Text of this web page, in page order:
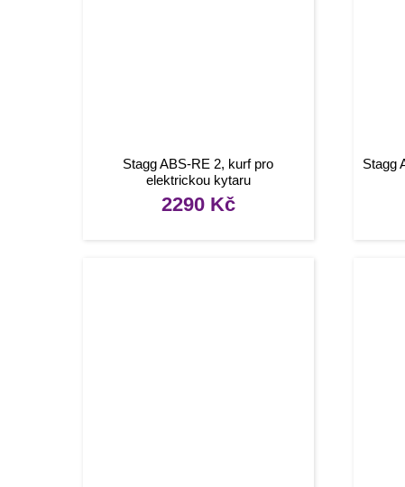
Stagg ABS-RE 2, kurf pro
elektrickou kytaru
2290 Kč
Stagg